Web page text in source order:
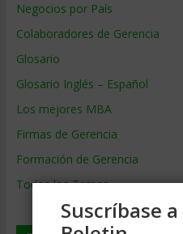
Negocios por País
Colaboradores de Gerencia
Glosario
Glosario Inglés – Español
Los mejores MBA
Firmas de Gerencia
Formación de Gerencia
Todos los Temas
Suscríbase